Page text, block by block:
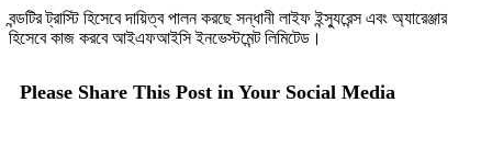
বন্ডটির ট্রাস্টি হিসেবে দায়িত্ব পালন করছে সন্ধানী লাইফ ইন্স্যুরেন্স এবং অ্যারেঞ্জার
হিসেবে কাজ করবে আইএফআইসি ইনভেস্টমেন্ট লিমিটেড।
Please Share This Post in Your Social Media